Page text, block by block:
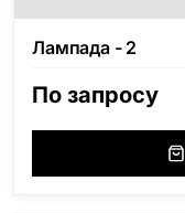
Лампада - 2
По запросу